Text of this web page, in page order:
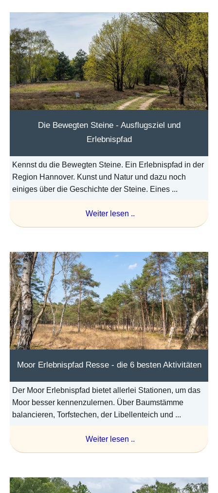
Die Bewegten Steine - Ausflugsziel und
Erlebnispfad
Kennst du die Bewegten Steine. Ein Erlebnispfad in der
Region Hannover. Kunst und Natur und dazu noch
einiges über die Geschichte der Steine. Eines ...
Weiter lesen ..
Moor Erlebnispfad Resse - die 6 besten Aktivitäten
Der Moor Erlebnispfad bietet allerlei Stationen, um das
Moor besser kennenzulernen. Über Baumstämme
balancieren, Torfstechen, der Libellenteich und ...
Weiter lesen ..